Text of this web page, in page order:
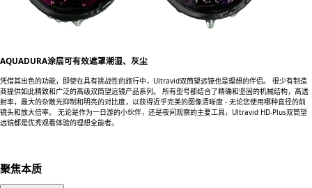
AQUADURA涂层可有效遮罩潮湿、灰尘
凭借其出色的功能，即使在具有挑战性的旅行中，Ultravid双筒望远镜也是理想的伴侣。 很少有制造
商提供如此精致和广泛的高级双筒望远镜产品系列。 所有型号都结合了精确和坚固的机械结构，高透
射率，最大的杂散光抑制和明亮的对比度，以获得近乎完美的图像清晰度 - 无论您使用哪种直径的前
镜头和放大倍率。 无论是作为一日游的小伙伴，还是夜间观察的主要工具，Ultravid HD-Plus双筒望
远镜都是优秀观看体验的理想全能者。
聚焦本质